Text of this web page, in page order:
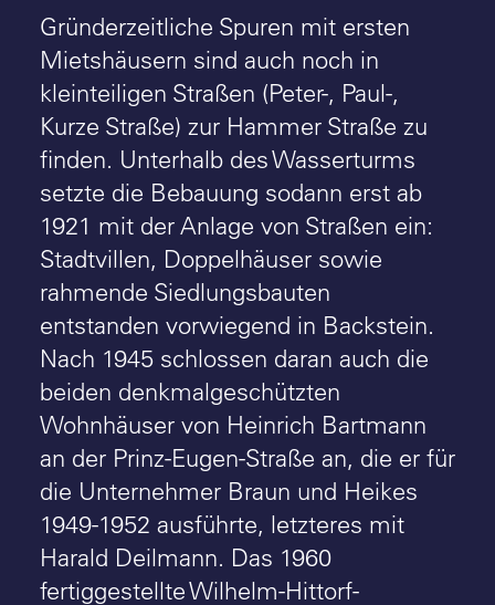
Gründerzeitliche Spuren mit ersten
Mietshäusern sind auch noch in
kleinteiligen Straßen (Peter-, Paul-,
Kurze Straße) zur Hammer Straße zu
finden. Unterhalb des Wasserturms
setzte die Bebauung sodann erst ab
1921 mit der Anlage von Straßen ein:
Stadtvillen, Doppelhäuser sowie
rahmende Siedlungsbauten
entstanden vorwiegend in Backstein.
Nach 1945 schlossen daran auch die
beiden denkmalgeschützten
Wohnhäuser von Heinrich Bartmann
an der Prinz-Eugen-Straße an, die er für
die Unternehmer Braun und Heikes
1949-1952 ausführte, letzteres mit
Harald Deilmann. Das 1960
fertiggestellte Wilhelm-Hittorf-